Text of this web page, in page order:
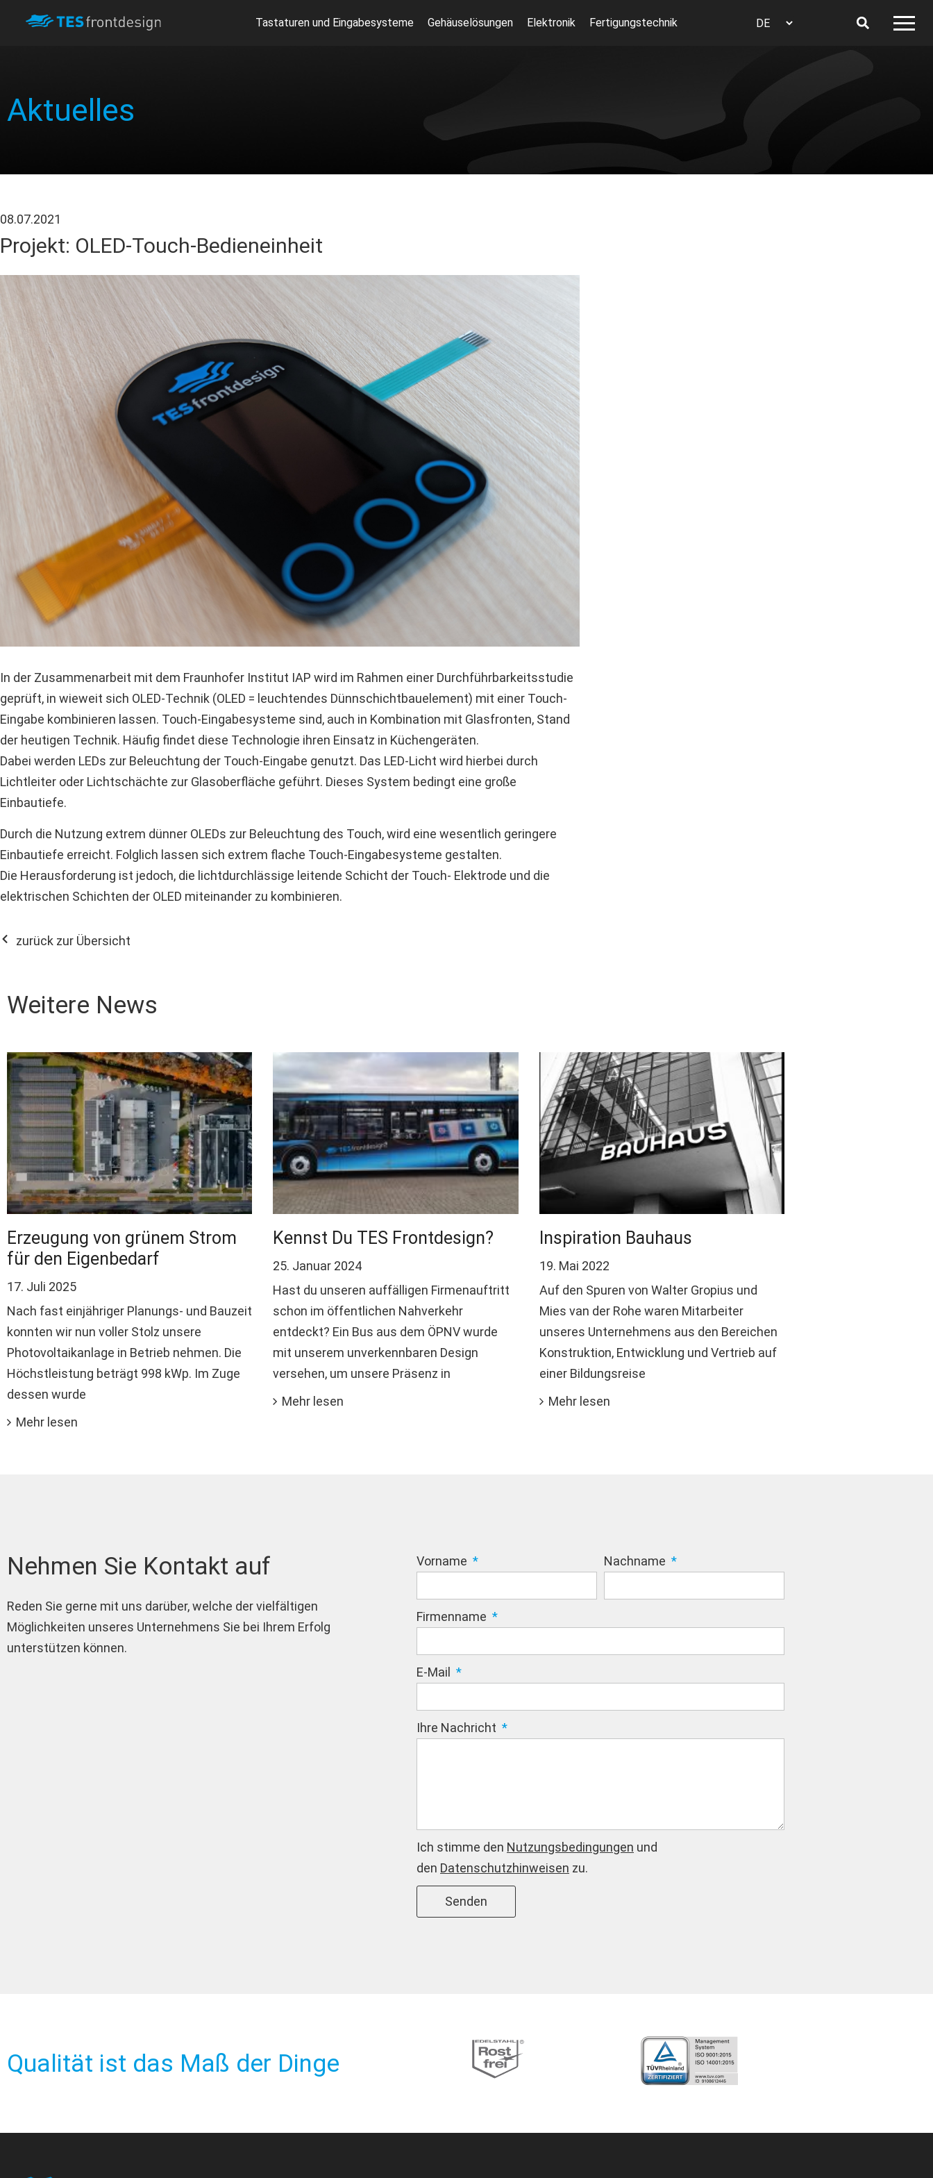
Tastaturen und Eingabesysteme Gehäuselösungen Elektronik Fertigungstechnik
Aktuelles
08.07.2021
Projekt: OLED-Touch-Bedieneinheit
In der Zusammenarbeit mit dem Fraunhofer Institut IAP wird im Rahmen einer Durchführbarkeitsstudie
geprüft, in wieweit sich OLED-Technik (OLED = leuchtendes Dünnschichtbauelement) mit einer Touch-
Eingabe kombinieren lassen. Touch-Eingabesysteme sind, auch in Kombination mit Glasfronten, Stand
der heutigen Technik. Häufig findet diese Technologie ihren Einsatz in Küchengeräten.
Dabei werden LEDs zur Beleuchtung der Touch-Eingabe genutzt. Das LED-Licht wird hierbei durch
Lichtleiter oder Lichtschächte zur Glasoberfläche geführt. Dieses System bedingt eine große
Einbautiefe.
Durch die Nutzung extrem dünner OLEDs zur Beleuchtung des Touch, wird eine wesentlich geringere
Einbautiefe erreicht. Folglich lassen sich extrem flache Touch-Eingabesysteme gestalten.
Die Herausforderung ist jedoch, die lichtdurchlässige leitende Schicht der Touch- Elektrode und die
elektrischen Schichten der OLED miteinander zu kombinieren.
zurück zur Übersicht
Weitere News
Erzeugung von grünem Strom
für den Eigenbedarf
17. Juli 2025
Nach fast einjähriger Planungs- und Bauzeit
konnten wir nun voller Stolz unsere
Photovoltaikanlage in Betrieb nehmen. Die
Höchstleistung beträgt 998 kWp. Im Zuge
dessen wurde
Mehr lesen
Kennst Du TES Frontdesign?
25. Januar 2024
Hast du unseren auffälligen Firmenauftritt
schon im öffentlichen Nahverkehr
entdeckt? Ein Bus aus dem ÖPNV wurde
mit unserem unverkennbaren Design
versehen, um unsere Präsenz in
Mehr lesen
Inspiration Bauhaus
19. Mai 2022
Auf den Spuren von Walter Gropius und
Mies van der Rohe waren Mitarbeiter
unseres Unternehmens aus den Bereichen
Konstruktion, Entwicklung und Vertrieb auf
einer Bildungsreise
Mehr lesen
Nehmen Sie Kontakt auf
Reden Sie gerne mit uns darüber, welche der vielfältigen
Möglichkeiten unseres Unternehmens Sie bei Ihrem Erfolg
unterstützen können.
Vorname Nachname
Firmenname
E-Mail
Ihre Nachricht
Ich stimme den Nutzungsbedingungen und
den Datenschutzhinweisen zu.
Senden
Qualität ist das Maß der Dinge